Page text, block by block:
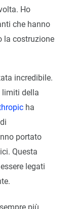
Ho
che hanno
la costruzione
incredibile.
limiti della
ha
portato
Questa
legati